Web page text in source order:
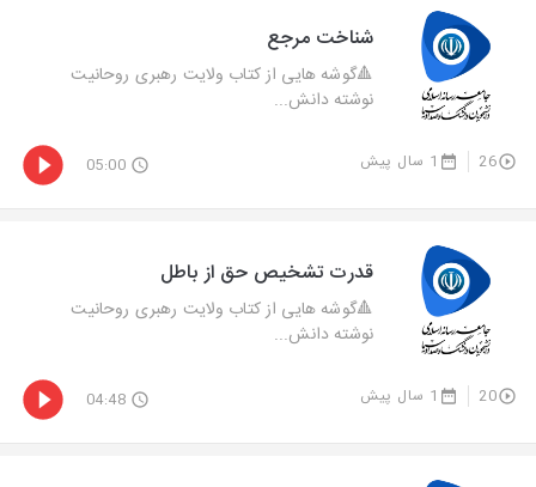
شناخت مرجع
🔺گوشه هایی از کتاب ولایت رهبری روحانیت
نوشته دانش...
26 1 سال پیش 05:00
قدرت تشخیص حق از باطل
🔺گوشه هایی از کتاب ولایت رهبری روحانیت
نوشته دانش...
20 1 سال پیش 04:48